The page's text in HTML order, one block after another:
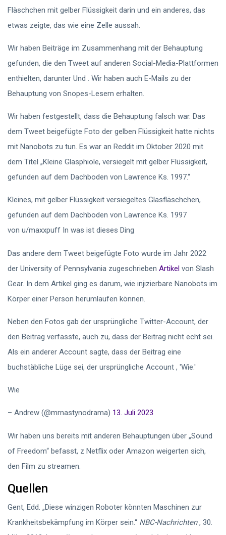
Fläschchen mit gelber Flüssigkeit darin und ein anderes, das
etwas zeigte, das wie eine Zelle aussah.
Wir haben Beiträge im Zusammenhang mit der Behauptung
gefunden, die den Tweet auf anderen Social-Media-Plattformen
enthielten, darunter Und . Wir haben auch E-Mails zu der
Behauptung von Snopes-Lesern erhalten.
Wir haben festgestellt, dass die Behauptung falsch war. Das
dem Tweet beigefügte Foto der gelben Flüssigkeit hatte nichts
mit Nanobots zu tun. Es war an Reddit im Oktober 2020 mit
dem Titel „Kleine Glasphiole, versiegelt mit gelber Flüssigkeit,
gefunden auf dem Dachboden von Lawrence Ks. 1997.“
Kleines, mit gelber Flüssigkeit versiegeltes Glasfläschchen,
gefunden auf dem Dachboden von Lawrence Ks. 1997
von u/maxxpuff In was ist dieses Ding
Das andere dem Tweet beigefügte Foto wurde im Jahr 2022
der University of Pennsylvania zugeschrieben Artikel von Slash
Gear. In dem Artikel ging es darum, wie injizierbare Nanobots im
Körper einer Person herumlaufen können.
Neben den Fotos gab der ursprüngliche Twitter-Account, der
den Beitrag verfasste, auch zu, dass der Beitrag nicht echt sei.
Als ein anderer Account sagte, dass der Beitrag eine
buchstäbliche Lüge sei, der ursprüngliche Account , 'Wie.'
Wie
– Andrew (@mrnastynodrama) 13. Juli 2023
Wir haben uns bereits mit anderen Behauptungen über „Sound
of Freedom“ befasst, z Netflix oder Amazon weigerten sich,
den Film zu streamen.
Quellen
Gent, Edd. „Diese winzigen Roboter könnten Maschinen zur
Krankheitsbekämpfung im Körper sein.“ NBC-Nachrichten, 30.